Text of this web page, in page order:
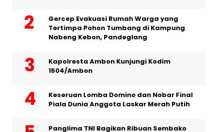
Gercep Evakuasi Rumah Warga yang
Tertimpa Pohon Tumbang di Kampung
Nabeng Kebon, Pandeglang
Kapolresta Ambon Kunjungi Kodim
1504/Ambon
Keseruan Lomba Domino dan Nobar Final
Piala Dunia Anggota Laskar Merah Putih
Panglima TNI Bagikan Ribuan Sembako